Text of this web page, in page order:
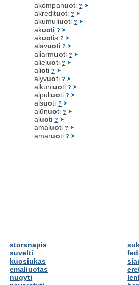
akompanuoti?
akredituoti?
akumuliuoti?
akuoti?
akuotis?
alavuoti?
aliarmuoti?
aliejuoti?
alioti?
alyvuoti?
alkūniuoti?
alpuliuoti?
alsuoti?
alūnuoti?
aluoti?
amaluoti?
amaruoti?
storsnapis
suvelti
kuosiukas
emaliuotas
nugyti